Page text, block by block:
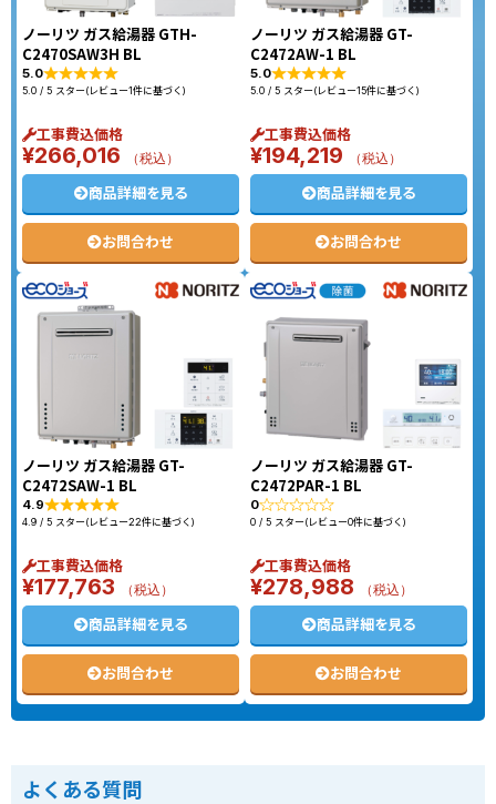
ノーリツ ガス給湯器 GTH-
C2470SAW3H BL
5.0
5.0 / 5 スター(レビュー1件に基づく)
工事費込価格
¥266,016 （税込）
商品詳細を見る
お問合わせ
ノーリツ ガス給湯器 GT-
C2472AW-1 BL
5.0
5.0 / 5 スター(レビュー15件に基づく)
工事費込価格
¥194,219 （税込）
商品詳細を見る
お問合わせ
ノーリツ ガス給湯器 GT-
C2472SAW-1 BL
4.9
4.9 / 5 スター(レビュー22件に基づく)
工事費込価格
¥177,763 （税込）
商品詳細を見る
お問合わせ
ノーリツ ガス給湯器 GT-
C2472PAR-1 BL
0
0 / 5 スター(レビュー0件に基づく)
工事費込価格
¥278,988 （税込）
商品詳細を見る
お問合わせ
よくある質問